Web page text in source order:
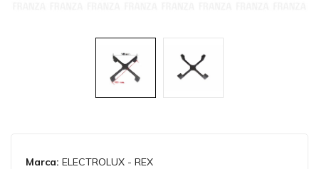
Marca: ELECTROLUX - REX